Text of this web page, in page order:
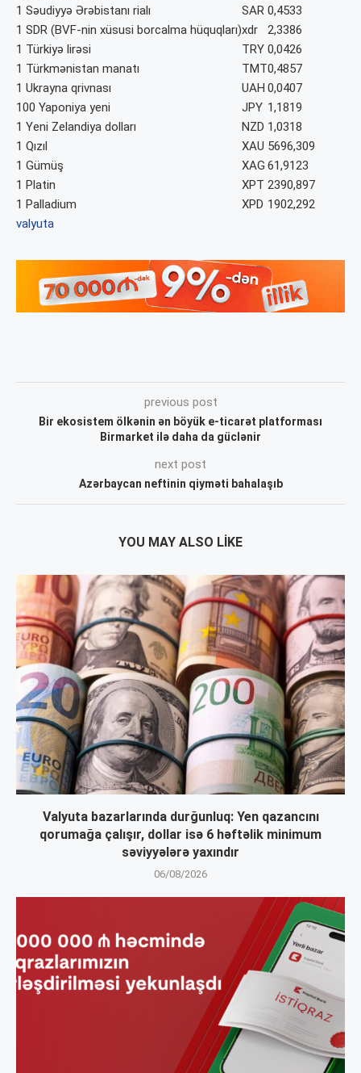
1 Səudiyyə Ərəbistanı rialı
SAR 0,4533
1 SDR (BVF-nin xüsusi borcalma hüquqları)xdr
2,3386
1 Türkiyə lirəsi
TRY 0,0426
1 Türkmənistan manatı
TMT0,4857
1 Ukrayna qrivnası
UAH 0,0407
100 Yaponiya yeni
JPY 1,1819
1 Yeni Zelandiya dolları
NZD 1,0318
1 Qızıl
XAU 5696,309
1 Gümüş
XAG 61,9123
1 Platin
XPT 2390,897
1 Palladium
XPD 1902,292
valyuta
previous post
Bir ekosistem ölkənin ən böyük e-ticarət platforması
Birmarket ilə daha da güclənir
next post
Azərbaycan neftinin qiyməti bahalaşıb
YOU MAY ALSO LIKE
Valyuta bazarlarında durğunluq: Yen qazancını
qorumağa çalışır, dollar isə 6 həftəlik minimum
səviyyələrə yaxındır
06/08/2026